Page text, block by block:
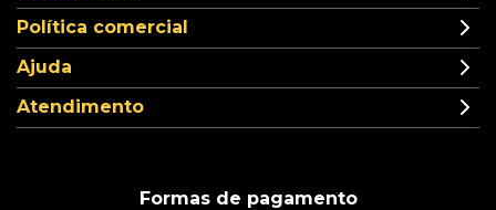
Política comercial
Ajuda
Atendimento
Formas de pagamento